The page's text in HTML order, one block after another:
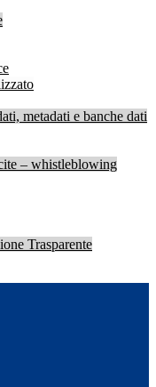
metadati e banche dati
– whistleblowing
Trasparente